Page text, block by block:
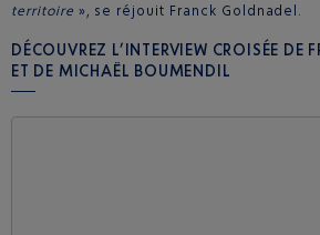
territoire », se réjouit Franck Goldnadel.
DÉCOUVREZ L’INTERVIEW CROISÉE DE
ET DE MICHAËL BOUMENDIL